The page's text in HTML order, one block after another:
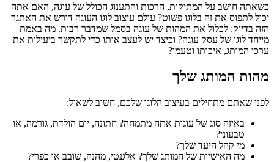
כשאתה חושב על המתיקות, הרכות והתענוג הכולל של עוגה, האם אתה
יכול לתפוס את זה בלוגו פשוט? עולם עיצוב לוגו העוגה דורש את האתגר
הזה בדיוק: לכלול את המהות של עוגה בסמל שמדבר רבות. מה באמת
מייחד לוגו של עסק עוגה? וכיצד יש לעצב אותו כדי לתקשר ביעילות את
ערכי המותג, איכותו וטעמו?
מהות המותג שלך
לפני שאתם מתחילים בעיצוב הלוגו שלכם, חשוב לשאול:
באיזה סוג של עוגות אתה מתמחה? חתונה, יום הולדת, גורמה, או
טבעוני?
מי קהל היעד שלך?
מה האישיות של המותג שלך? אלגנטי, מהנה, שובב או כפרי?